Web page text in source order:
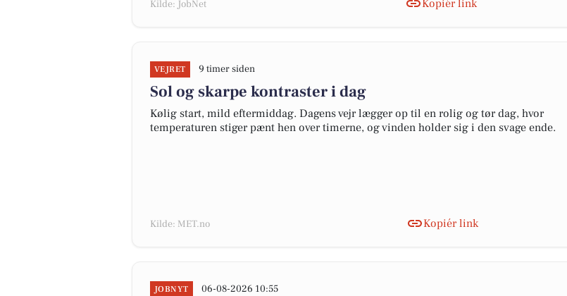
Kilde: JobNet Kopiér link
VEJRET 9 timer siden
Sol og skarpe kontraster i dag
Kølig start, mild eftermiddag. Dagens vejr lægger op til en rolig og tør dag, hvor
temperaturen stiger pænt hen over timerne, og vinden holder sig i den svage ende.
Kilde: MET.no Kopiér link
JOBNYT 06-08-2026 10:55